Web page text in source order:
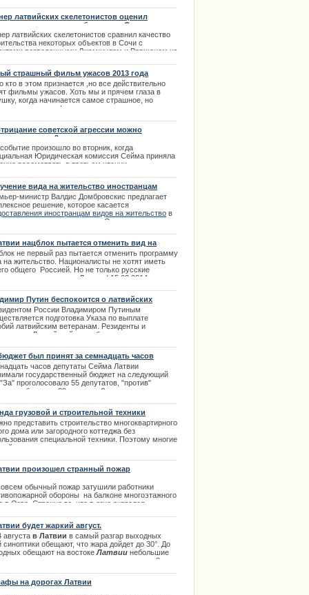
именно
является частью немецкого парламента
латвийских скелетонистов оценил
строительства объектов в Сочи
латвийских скелетонистов сравнил качество
некоторых объектов в Сочи с
возведенными Джамшудом и Равшаном из
со спортсменами в Сочи уже три дня и
вокруг себя очень много интересного.
в 11 ночи заливали асфальт, а утром на
месте уже была дорога с нанесенной разметкой.
отметил, что везде идет работа по доделке
работы.
страшный фильм ужасов 2013 года
кто в этом признается ,но все действительно
фильмы ужасов. Хоть мы и прячем глаза в
когда начинается самое страшное, но
от такого фильма - это отличное
советской агрессии можно
срок до 3-х лет
произошло во вторник, когда
Юридическая комиссия Сейма приняла
рассмотреть в третьем чтении
вида на жительство иностранцам
прикроют
министр Валдис Домбровскис предлагает
решение, которое касается
иностранцам видов на жительство в
на покупку недвижимости. Оно состоит в
нацблок пытается отменить вид на
за недвижимость
не первый раз пытается отменить программу
на жительство. Националисты не хотят иметь
общего Россией. Но не только русские
недвижимость в Латвии | 15.03.2014
Путин беспокоится о латвийских
России Владимиром Путиным
подготовка Указа по выплате
латвийским ветеранам. Резиденты и
Латвийской республики, воевавшие в
из России. | 03.10.2013
был принят за семнадцать часов
часов депутаты Сейма Латвии
государственный бюджет на следующий
проголосовало 55 депутатов, "против"
госбюджету 38 человек. За принятие
Нацсоюз VL-ТБ/ДННЛ и "Независимая
Олштейнса". | 06.02.2014
грузовой и строительной техники
представить строительство многоквартирного
дома или загородного коттеджа без
специальной техники. Поэтому многие
даже не сомневаются в том, что нужно
произошел странный пожар
обычный пожар затушили работники
обороны на балконе многоэтажного
в Огре. Странно то, что в огне оказался
будет жаркий август.
августа в Латвии в самый разгар выходных
синоптики обещают, что жара дойдет до 30°. До
обещают на востокеЛатвии небольшие
а также утверждают, что температура до 3
к выходным станет уже значительно
на дорогах Латвии